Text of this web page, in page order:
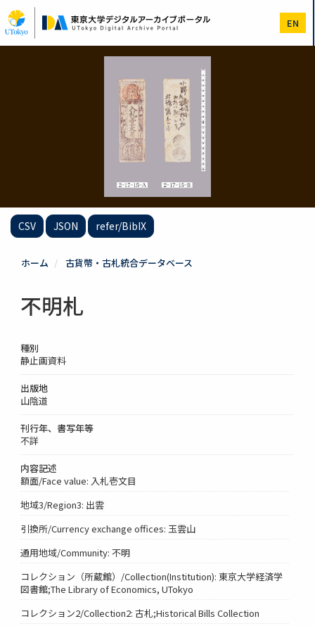
イ
ン
コ
EN
CSV JSON refer/BibIX
ホーム 古貨幣・古札統合データベース
不明札
種別
静止画資料
出版地
山陰道
刊行年、書写年等
不詳
内容記述
額面/Face value: 入札壱文目
地域3/Region3: 出雲
引換所/Currency exchange offices: 玉雲山
通用地域/Community: 不明
コレクション（所蔵館）/Collection(Institution): 東京大学経済学
図書館;The Library of Economics, UTokyo
コレクション2/Collection2: 古札;Historical Bills Collection